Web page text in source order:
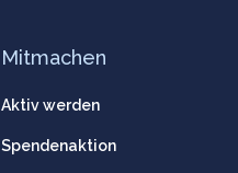
Mitmachen
Aktiv werden
Spendenaktion